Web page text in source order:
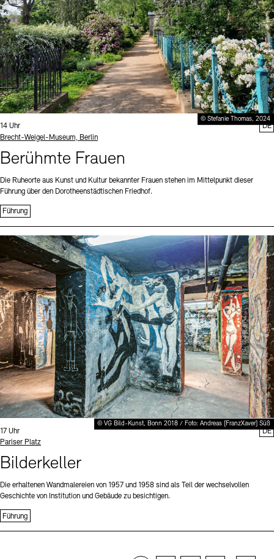
© Stefanie Thomas, 2024
Uhrzeit:
14 Uhr
Standort
Brecht-Weigel-Museum, Berlin
Berühmte Frauen
Die Ruheorte aus Kunst und Kultur bekannter Frauen stehen im Mittelpunkt dieser
Führung über den Dorotheenstädtischen Friedhof.
Führung
DE
© VG Bild-Kunst, Bonn 2018 / Foto: Andreas [FranzXaver] Süß
Uhrzeit:
17 Uhr
Standort
Pariser Platz
Bilderkeller
Die erhaltenen Wandmalereien von 1957 und 1958 sind als Teil der wechselvollen
Geschichte von Institution und Gebäude zu besichtigen.
Führung
DE